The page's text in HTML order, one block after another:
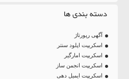
دسته بندی ها
آگهی رپورتاژ
اسکریپت اپلود سنتر
اسکریپت امارگیر
اسکریپت انجمن ساز
اسکریپت ایمیل دهی